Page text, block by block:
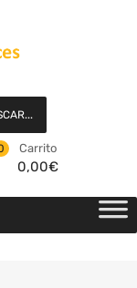
Carrito
0,00€